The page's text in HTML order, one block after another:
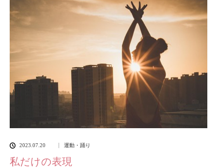
2023.07.20 運動・踊り
私だけの表現